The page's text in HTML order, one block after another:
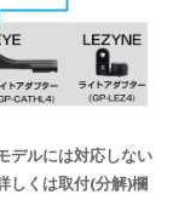
デルには対応しない
しくは取付(分解)欄